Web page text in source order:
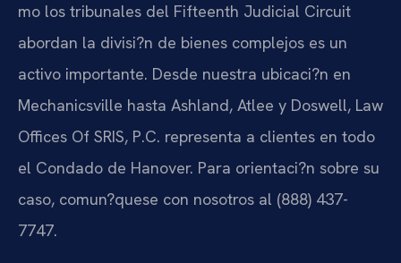
mo los tribunales del Fifteenth Judicial Circuit
abordan la divisi?n de bienes complejos es un
activo importante. Desde nuestra ubicaci?n en
Mechanicsville hasta Ashland, Atlee y Doswell, Law
Offices Of SRIS, P.C. representa a clientes en todo
el Condado de Hanover. Para orientaci?n sobre su
caso, comun?quese con nosotros al (888) 437-
7747.